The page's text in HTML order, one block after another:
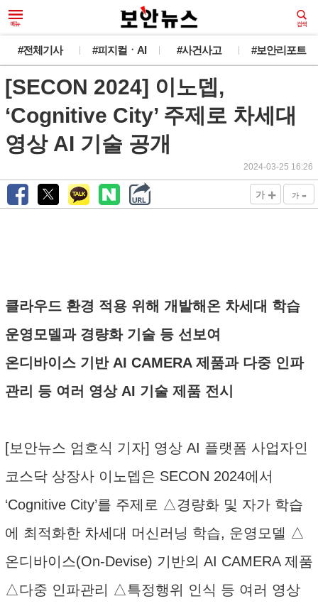
#전체기사 #피지컬ㆍAI #사건사고 #보안리포트
[SECON 2024] 이노뎁,
‘Cognitive City’ 주제로 차세대
영상 AI 기술 공개
2024-03-25 16:26
가 + 가 -
클라우드 환경 적용 위해 개발해온 차세대 학습
운영모델과 경량화 기술 등 선보여
온디바이스 기반 AI CAMERA 제품과 다중 인파
관리 등 여러 영상 AI 기술 제품 전시
[보안뉴스 엄호식 기자] 영상 AI 플랫폼 사업자인
코스닥 상장사 이노뎁은 SECON 2024에서
‘Cognitive City’를 주제로 △경량화 및 자가 학습
에 최적화한 차세대 머신러닝 학습, 운영모델 △
온디바이스(On-Devise) 기반의 AI CAMERA 제품
△다중 인파관리 △특정행위 인식 등 여러 영상